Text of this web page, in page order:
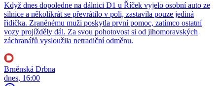
Když dnes dopoledne na dálnici D1 u Říček vyjelo osobní auto ze
silnice a několikrát se převrátilo v poli, zastavila pouze jediná
řidička. Zraněnému muži poskytla první pomoc, zatímco ostatní
vozy projížděly dál. Za svou pohotovost si od jihomoravských
záchranářů vysloužila netradiční odměnu.
Brněnská Drbna
dnes, 16:00